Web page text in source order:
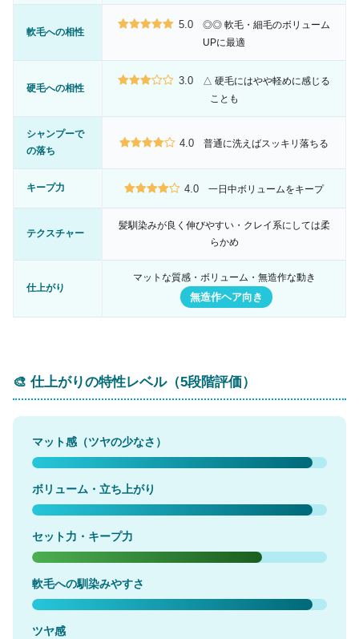
軟毛への相性
5.0◎◎ 軟毛・細毛のボリューム
UPに最適
硬毛への相性
3.0△ 硬毛にはやや軽めに感じる
ことも
シャンプーで
の落ち
4.0 普通に洗えばスッキリ落ちる
キープ力 4.0 一日中ボリュームをキープ
テクスチャー
髪馴染みが良く伸びやすい・クレイ系にしては柔
らかめ
仕上がり
マットな質感・ボリューム・無造作な動き
無造作ヘア向き
🎨 仕上がりの特性レベル（5段階評価）
マット感（ツヤの少なさ）
ボリューム・立ち上がり
セット力・キープ力
軟毛への馴染みやすさ
ツヤ感